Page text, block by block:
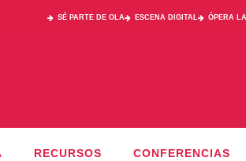
SÉ PARTE DE OLA ESCENA DIGITAL ÓPERA
RECURSOS CONFERENCIAS